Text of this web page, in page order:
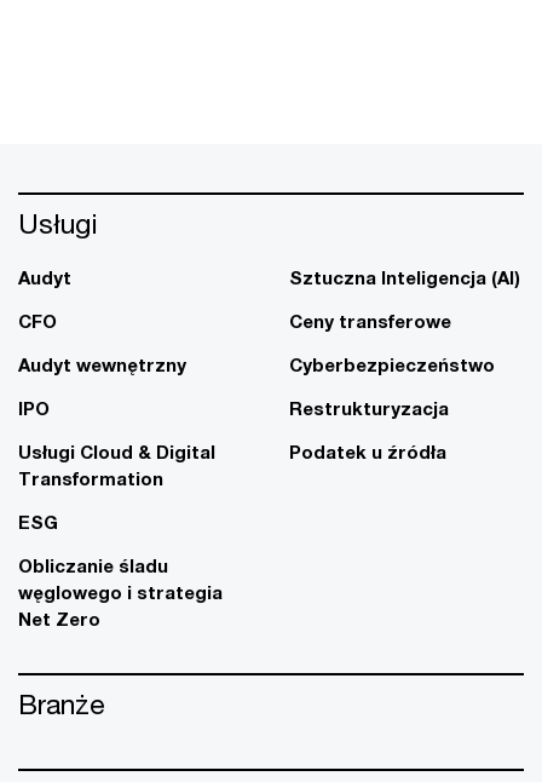
Usługi
Audyt
CFO
Audyt wewnętrzny
IPO
Usługi Cloud & Digital
Transformation
ESG
Obliczanie śladu
węglowego i strategia
Net Zero
Sztuczna Inteligencja (AI)
Ceny transferowe
Cyberbezpieczeństwo
Restrukturyzacja
Podatek u źródła
Branże